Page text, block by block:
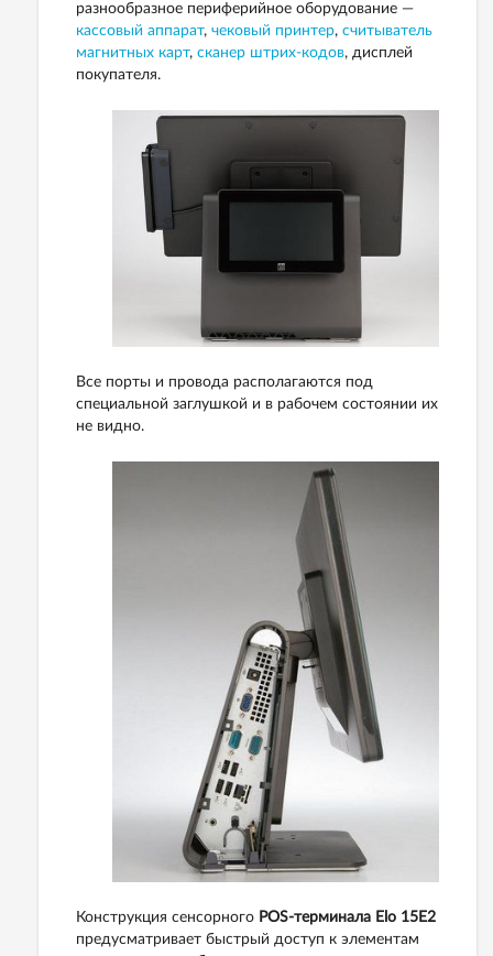
разнообразное периферийное оборудование —
кассовый аппарат, чековый принтер, считыватель
магнитных карт, сканер штрих-кодов, дисплей
покупателя.
Все порты и провода располагаются под
специальной заглушкой и в рабочем состоянии их
не видно.
Конструкция сенсорного POS-терминала Elo 15E2
предусматривает быстрый доступ к элементам